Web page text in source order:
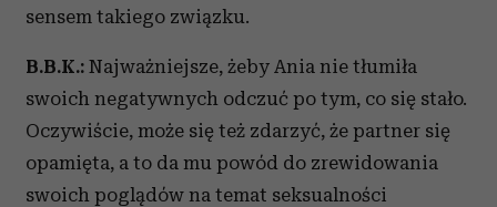
sensem takiego związku.
B.B.K.: Najważniejsze, żeby Ania nie tłumiła
swoich negatywnych odczuć po tym, co się stało.
Oczywiście, może się też zdarzyć, że partner się
opamięta, a to da mu powód do zrewidowania
swoich poglądów na temat seksualności